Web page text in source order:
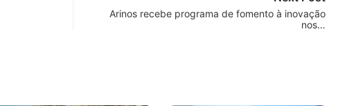
Arinos recebe programa de fomento à inovação
nos…